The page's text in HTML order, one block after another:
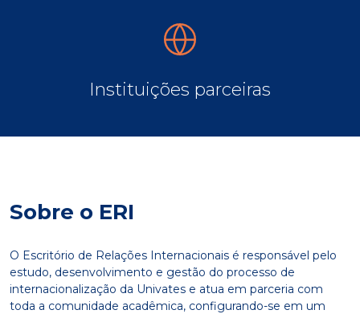
Instituições parceiras
Sobre o ERI
O Escritório de Relações Internacionais é responsável pelo
estudo, desenvolvimento e gestão do processo de
internacionalização da Univates e atua em parceria com
toda a comunidade acadêmica, configurando-se em um